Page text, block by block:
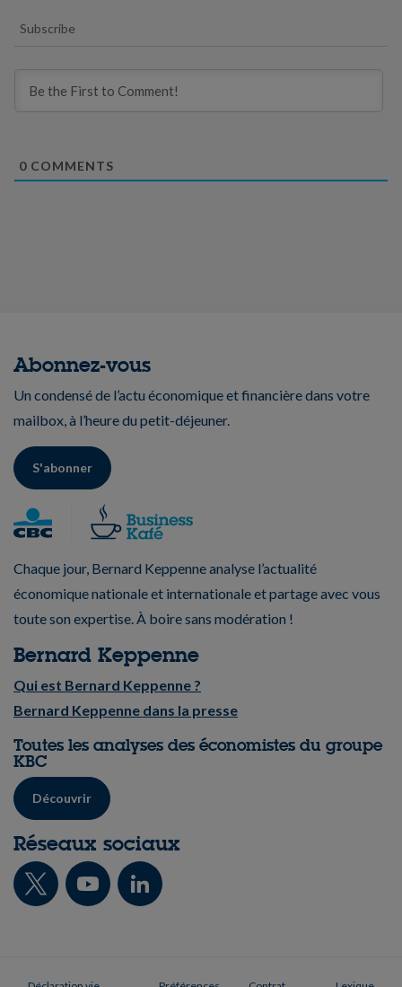
Subscribe
0 COMMENTS
Abonnez-vous
Un condensé de l’actu économique et financière dans votre
mailbox, à l’heure du petit-déjeuner.
S'abonner
Chaque jour, Bernard Keppenne analyse l’actualité
économique nationale et internationale et partage avec vous
toute son expertise. À boire sans modération !
Bernard Keppenne
Qui est Bernard Keppenne ?
Bernard Keppenne dans la presse
Toutes les analyses des économistes du groupe
KBC
Découvrir
Réseaux sociaux